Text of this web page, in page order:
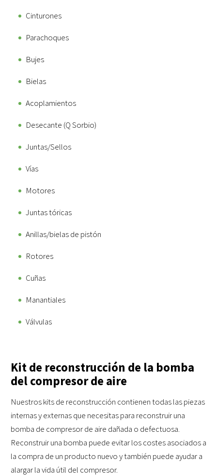
Cinturones
Parachoques
Bujes
Bielas
Acoplamientos
Desecante (Q Sorbio)
Juntas/Sellos
Vías
Motores
Juntas tóricas
Anillas/bielas de pistón
Rotores
Cuñas
Manantiales
Válvulas
Kit de reconstrucción de la bomba
del compresor de aire
Nuestros kits de reconstrucción contienen todas las piezas
internas y externas que necesitas para reconstruir una
bomba de compresor de aire dañada o defectuosa.
Reconstruir una bomba puede evitar los costes asociados a
la compra de un producto nuevo y también puede ayudar a
alargar la vida útil del compresor.